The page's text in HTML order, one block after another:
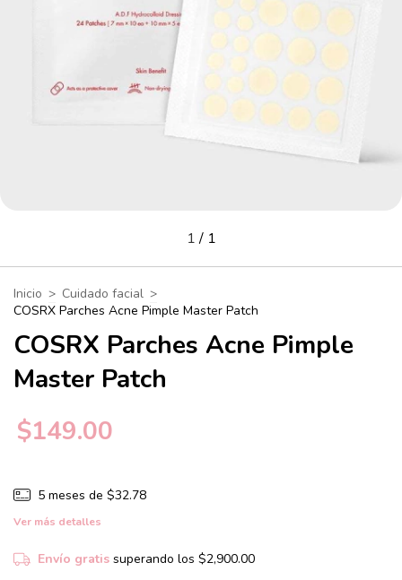
1/ 1
Inicio > Cuidado facial >
COSRX Parches Acne Pimple Master Patch
COSRX Parches Acne Pimple
Master Patch
$149.00
5 meses de $32.78
Ver más detalles
Envío gratis superando los $2,900.00